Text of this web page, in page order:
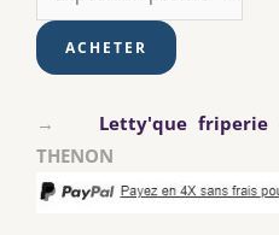
→ Letty'que friperie
THENON